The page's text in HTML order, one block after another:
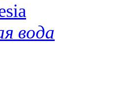
вода